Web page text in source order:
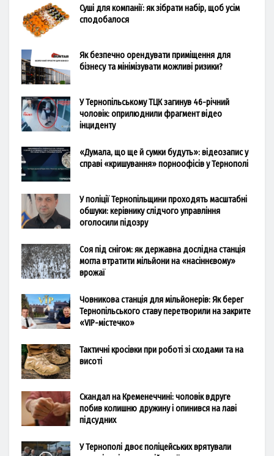
Суші для компанії: як зібрати набір, щоб усім
сподобалося
Як безпечно орендувати приміщення для
бізнесу та мінімізувати можливі ризики?
У Тернопільському ТЦК загинув 46-річний
чоловік: оприлюднили фрагмент відео
інциденту
«Думала, що ще й сумки будуть»: відеозапис у
справі «кришування» порноофісів у Тернополі
У поліції Тернопільщини проходять масштабні
обшуки: керівнику слідчого управління
оголосили підозру
Соя під снігом: як державна дослідна станція
могла втратити мільйони на «насіннєвому»
врожаї
Човникова станція для мільйонерів: Як берег
Тернопільського ставу перетворили на закрите
«VIP-містечко»
Тактичні кросівки при роботі зі сходами та на
висоті
Скандал на Кременеччині: чоловік вдруге
побив колишню дружину і опинився на лаві
підсудних
У Тернополі двоє поліцейських врятували